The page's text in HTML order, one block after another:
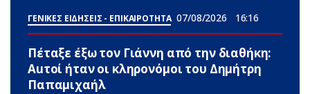
ΓΕΝΙΚΕΣ ΕΙΔΗΣΕΙΣ - ΕΠΙΚΑΙΡΟΤΗΤΑ 07/08/2026 16:16
Πέταξε έξω τον Γιάννη από την διαθήκη:
Αuτοί ήταν οι κληρονόμοι του Δημήτρη
Παπαμιχαήλ